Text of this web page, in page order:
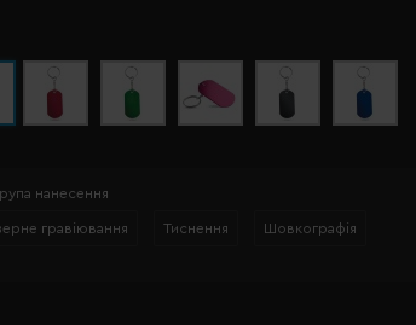
нанесення
гравіювання Тиснення Шовкографія